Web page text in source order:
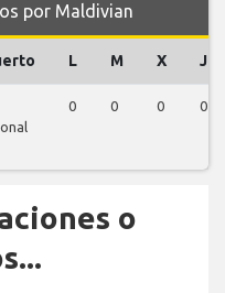
por Maldivian
L M X J
0 0 0 0
o